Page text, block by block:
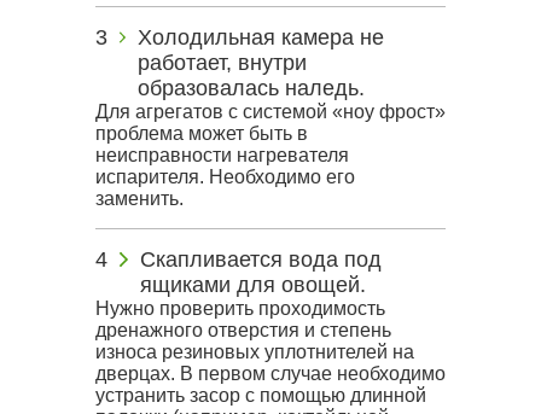
Холодильная камера не
работает, внутри
образовалась наледь.
Для агрегатов с системой «ноу фрост»
проблема может быть в
неисправности нагревателя
испарителя. Необходимо его
заменить.
Скапливается вода под
ящиками для овощей.
Нужно проверить проходимость
дренажного отверстия и степень
износа резиновых уплотнителей на
дверцах. В первом случае необходимо
устранить засор с помощью длинной